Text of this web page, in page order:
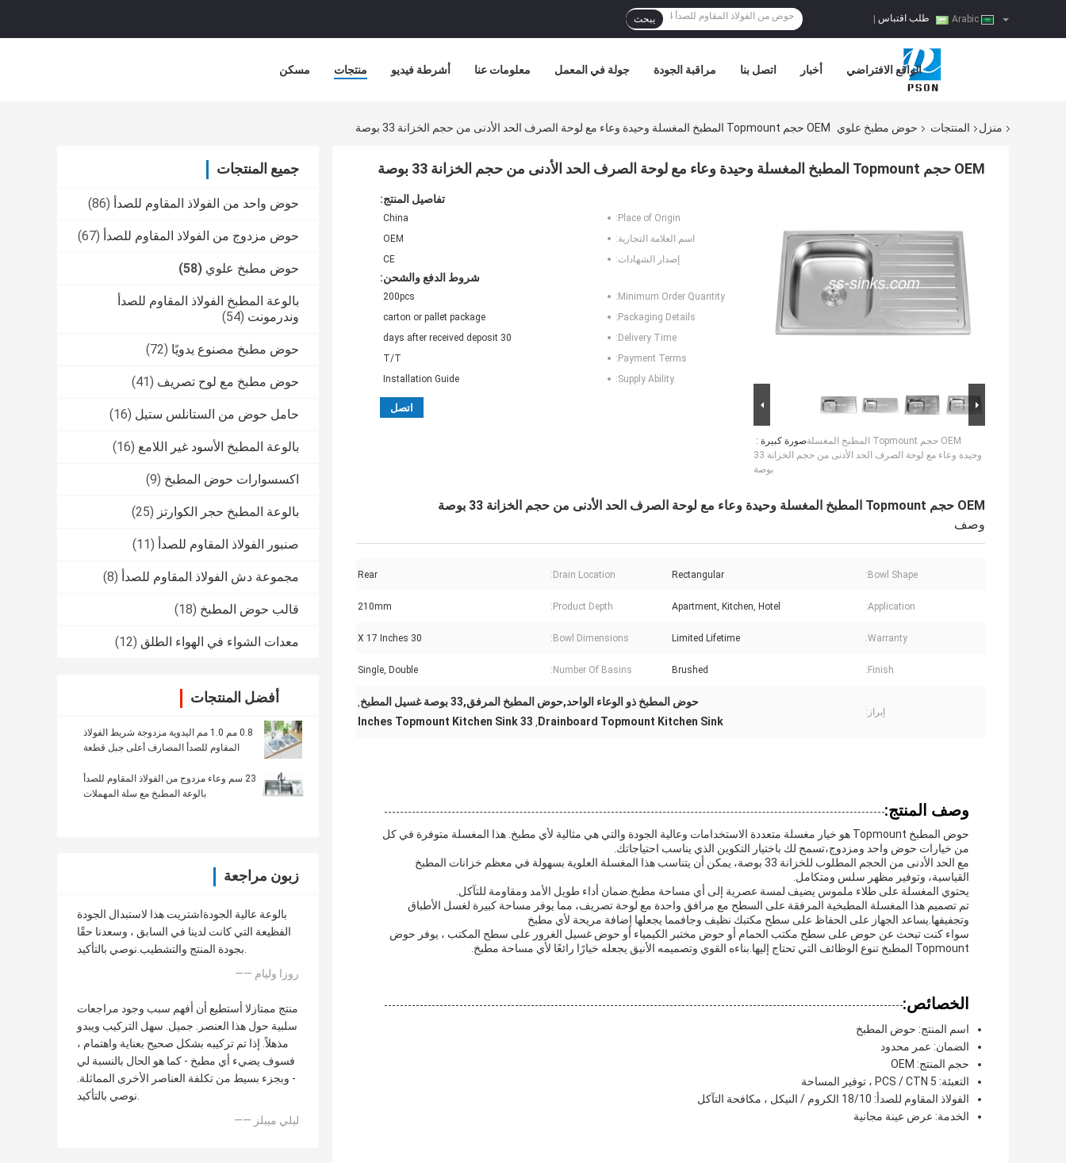
طلب اقتباس يبحث
مسكن منتجات أشرطة فيديو معلومات عنا جولة في المعمل مراقبة الجودة اتصل بنا أخبار الواقع الافتراضي
منزل المنتجات حوض مطبخ علوي OEM حجم Topmount المطبخ المغسلة وحيدة وعاء مع لوحة الصرف الحد الأدنى من حجم الخزانة 33 بوصة
جميع المنتجات
حوض واحد من الفولاذ المقاوم للصدأ (86)
حوض مزدوج من الفولاذ المقاوم للصدأ (67)
حوض مطبخ علوي (58)
بالوعة المطبخ الفولاذ المقاوم للصدأ
وندرمونت (54)
حوض مطبخ مصنوع يدويًا (72)
حوض مطبخ مع لوح تصريف (41)
حامل حوض من الستانلس ستيل (16)
بالوعة المطبخ الأسود غير اللامع (16)
اكسسوارات حوض المطبخ (9)
بالوعة المطبخ حجر الكوارتز (25)
صنبور الفولاذ المقاوم للصدأ (11)
مجموعة دش الفولاذ المقاوم للصدأ (8)
قالب حوض المطبخ (18)
معدات الشواء في الهواء الطلق (12)
أفضل المنتجات
0.8 مم 1.0 مم اليدوية مزدوجة شريط الفولاذ
المقاوم للصدأ المصارف أعلى جبل قطعة
23 سم وعاء مزدوج من الفولاذ المقاوم للصدأ
بالوعة المطبخ مع سلة المهملات
زبون مراجعة
بالوعة عالية الجودةاشتريت هذا لاستبدال الجودة
الفظيعة التي كانت لدينا في السابق ، وسعدنا حقًا
بجودة المنتج والتشطيب.نوصي بالتأكيد.
—— روزا وليام
منتج ممتازلا أستطيع أن أفهم سبب وجود مراجعات
سلبية حول هذا العنصر. جميل. سهل التركيب ويبدو
مذهلاً. إذا تم تركيبه بشكل صحيح بعناية واهتمام ،
فسوف يضيء أي مطبخ - كما هو الحال بالنسبة لي
- وبجزء بسيط من تكلفة العناصر الأخرى المماثلة.
نوصي بالتأكيد.
—— ليلي ميبلز
OEM حجم Topmount المطبخ المغسلة وحيدة وعاء مع لوحة الصرف الحد الأدنى من حجم الخزانة 33 بوصة
صورة كبيرة :OEM حجم Topmount المطبخ المغسلة
وحيدة وعاء مع لوحة الصرف الحد الأدنى من حجم الخزانة 33
بوصة
تفاصيل المنتج:
Place of Origin:
China
اسم العلامة التجارية:
OEM
إصدار الشهادات:
CE
شروط الدفع والشحن:
Minimum Order Quantity:
200pcs
Packaging Details:
carton or pallet package
Delivery Time:
30 days after received deposit
Payment Terms:
T/T
Supply Ability:
Installation Guide
اتصل
OEM حجم Topmount المطبخ المغسلة وحيدة وعاء مع لوحة الصرف الحد الأدنى من حجم الخزانة 33 بوصة
وصف
Bowl Shape:
Rectangular
Drain Location:
Rear
Application:
Apartment, Kitchen, Hotel
Product Depth:
210mm
Warranty:
Limited Lifetime
Bowl Dimensions:
30 X 17 Inches
Finish:
Brushed
Number Of Basins:
Single, Double
إبراز:
حوض المطبخ ذو الوعاء الواحد,حوض المطبخ المرفق,33 بوصة غسيل المطبخ ,
Drainboard Topmount Kitchen Sink
,
33 Inches Topmount Kitchen Sink
وصف المنتج:
حوض المطبخ Topmount هو خيار مغسلة متعددة الاستخدامات وعالية الجودة والتي هي مثالية لأي مطبخ. هذا المغسلة متوفرة في كل
من خيارات حوض واحد ومزدوج،تسمح لك باختيار التكوين الذي يناسب احتياجاتك.
مع الحد الأدنى من الحجم المطلوب للخزانة 33 بوصة، يمكن أن يتناسب هذا المغسلة العلوية بسهولة في معظم خزانات المطبخ
القياسية، وتوفير مظهر سلس ومتكامل.
يحتوي المغسلة على طلاء ملموس يضيف لمسة عصرية إلى أي مساحة مطبخ.ضمان أداء طويل الأمد ومقاومة للتآكل.
تم تصميم هذا المغسلة المطبخية المرفقة على السطح مع مرافق واحدة مع لوحة تصريف، مما يوفر مساحة كبيرة لغسل الأطباق
وتجفيفها.يساعد الجهاز على الحفاظ على سطح مكتبك نظيف وجافمما يجعلها إضافة مريحة لأي مطبخ
سواء كنت تبحث عن حوض على سطح مكتب الحمام أو حوض مختبر الكيمياء أو حوض غسيل الغرور على سطح المكتب ، يوفر حوض
Topmount المطبخ تنوع الوظائف التي تحتاج إليها.بناءه القوي وتصميمه الأنيق يجعله خيارًا رائعًا لأي مساحة مطبخ.
الخصائص:
اسم المنتج: حوض المطبخ
الضمان: عمر محدود
حجم المنتج: OEM
التعبئة: 5 PCS / CTN ، توفير المساحة
الفولاذ المقاوم للصدأ: 18/10 الكروم / النيكل ، مكافحة التآكل
الخدمة: عرض عينة مجانية